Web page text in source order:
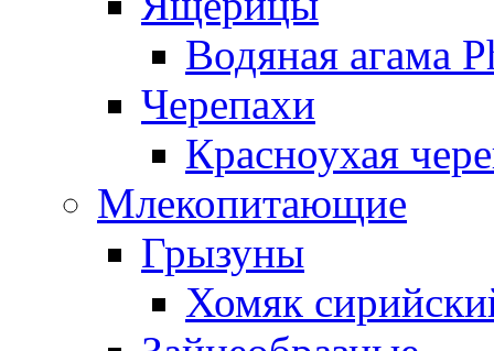
Водяная агама
Черепахи
Красноухая
Млекопитающие
Грызуны
Хомяк